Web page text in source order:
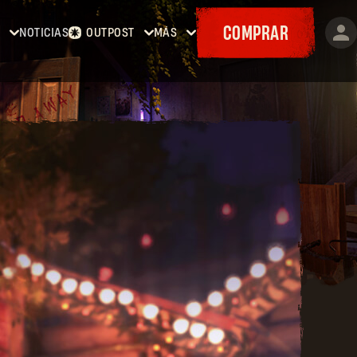
NOTICIAS OUTPOST
Inicio
Contratos
Armería
Cupones
MÁS
Eventos
Cositas
Mapas
COMPRAR